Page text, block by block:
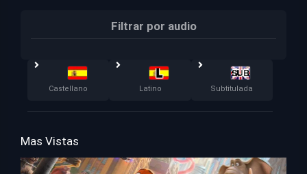
Filtrar por audio
Castellano Latino Subtitulada
Mas Vistas